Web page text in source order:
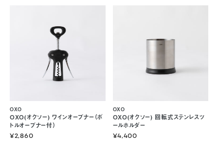
OXO(オクソー) ワインオープナー（ボ
トルオープナー付）
OXO
¥2,860
OXO(オクソー) 回転式ステンレスツ
ールホルダー
OXO
¥4,400